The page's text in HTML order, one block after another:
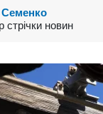
стрічки новин